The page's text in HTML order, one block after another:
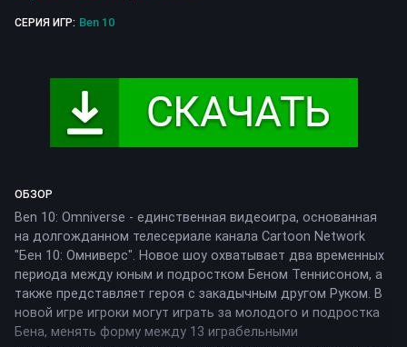
СЕРИЯ ИГР: Ben 10
ОБЗОР
Ben 10: Omniverse - единственная видеоигра, основанная
на долгожданном телесериале канала Cartoon Network
"Бен 10: Омниверс". Новое шоу охватывает два временных
периода между юным и подростком Беном Теннисоном, а
также представляет героя с закадычным другом Руком. В
новой игре игроки могут играть за молодого и подростка
Бена, менять форму между 13 играбельными